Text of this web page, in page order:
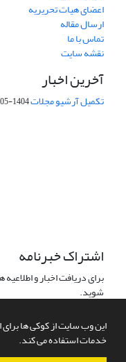
این وب سایت از کوکی ها برای
خدمات استفاده می کند.
اعضای هیات تحریریه
ارسال مقاله
تماس با ما
نقشه سایت
آخرین اخبار
تکمیل آرشیو مجلات1404-05-08
اشتراک خبرنامه
برای دریافت اخبار و
شوید.